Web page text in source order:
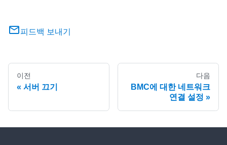
피드백 보내기
이전
서버 끄기
다음
BMC에 대한 네트워크
연결 설정